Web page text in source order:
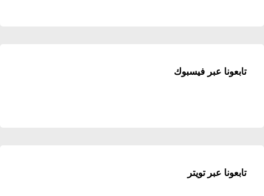
تابعونا عبر فيسبوك
تابعونا عبر تويتر